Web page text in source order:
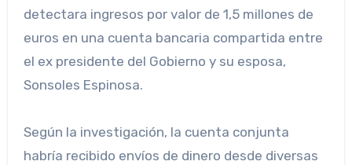
detectara ingresos por valor de 1,5 millones de
euros en una cuenta bancaria compartida entre
el ex presidente del Gobierno y su esposa,
Sonsoles Espinosa.
Según la investigación, la cuenta conjunta
habría recibido envíos de dinero desde diversas